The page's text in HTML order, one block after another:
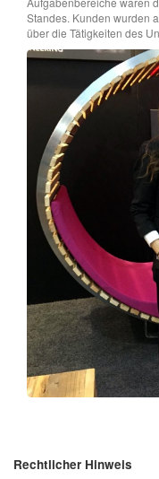
Standes. Kunden wurden
über die Tätigkeiten des
Rechtlicher Hinweis